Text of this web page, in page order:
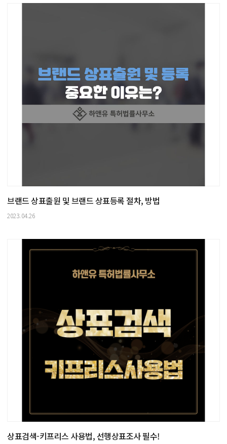
브랜드 상표출원 및 브랜드 상표등록 절차, 방법
2023.04.26
상표검색-키프리스 사용법, 선행상표조사 필수!